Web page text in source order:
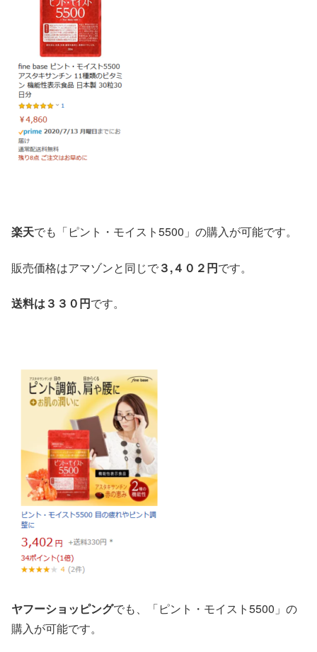
楽天でも「ピント・モイスト5500」の購入が可能です。
販売価格はアマゾンと同じで３,４０２円です。
送料は３３０円です。
ヤフーショッピングでも、「ピント・モイスト5500」の
購入が可能です。